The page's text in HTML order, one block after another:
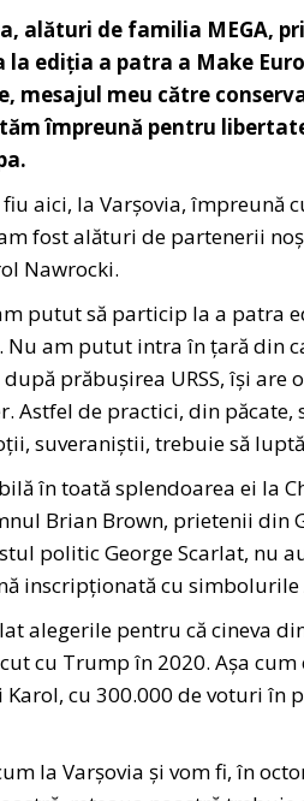
alături de familia MEGA,
ediția a patra a Make
mesajul meu către
împreună pentru
aici, la Varșovia, împreună
fost alături de partenerii
Nawrocki.
putut să particip la a patra
Nu am putut intra în țară din
după prăbușirea URSS, își
Astfel de practici, din păcate,
suveraniștii, trebuie să
în toată splendoarea ei la
Brian Brown, prietenii din
politic George Scarlat, nu
inscripționată cu simbolurile
alegerile pentru că cineva
cu Trump în 2020. Așa
Karol, cu 300.000 de voturi
la Varșovia și vom fi, în